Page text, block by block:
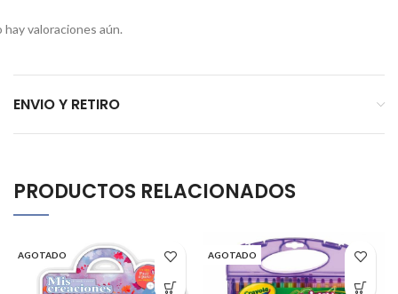
hay valoraciones aún.
ENVIO Y RETIRO
PRODUCTOS RELACIONADOS
AGOTADO AGOTADO